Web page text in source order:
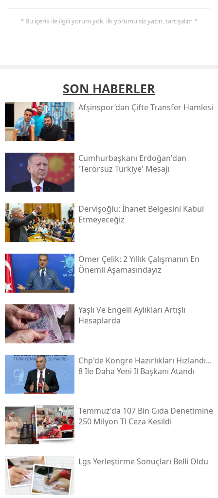
* Bu içerik ile ilgili yorum yok, ilk yorumu siz yazın, tartışalım *
SON HABERLER
Afşinspor’dan Çifte Transfer Hamlesi
Cumhurbaşkanı Erdoğan'dan
'terörsüz Türkiye' Mesajı
Dervişoğlu: İhanet Belgesini Kabul
Etmeyeceğiz
Ömer Çelik: 2 Yıllık Çalışmanın En
Önemli Aşamasındayız
Yaşlı Ve Engelli Aylıkları Artışlı
Hesaplarda
Chp'de Kongre Hazırlıkları Hızlandı...
8 Ile Daha Yeni Il Başkanı Atandı
Temmuz'da 107 Bin Gıda Denetimine
250 Milyon Tl Ceza Kesildi
Lgs Yerleştirme Sonuçları Belli Oldu